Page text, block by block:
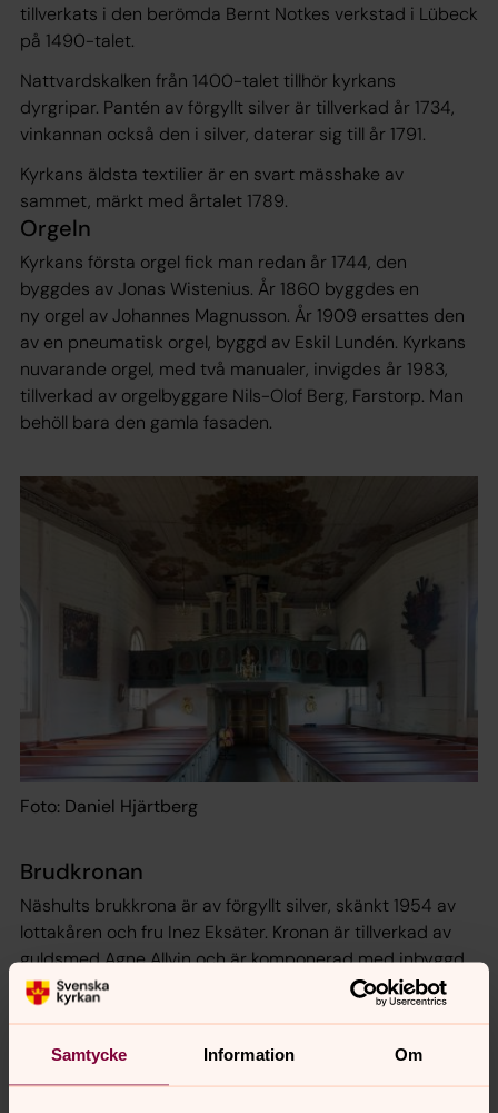
Samtycke Information Om
tillverkats i den berömda Bernt Notkes verkstad i Lübeck
på 1490-talet.
Nattvardskalken från 1400-talet tillhör kyrkans
dyrgripar. Pantén av förgyllt silver är tillverkad år 1734,
vinkannan också den i silver, daterar sig till år 1791.
Kyrkans äldsta textilier är en svart mässhake av
sammet, märkt med årtalet 1789.
Orgeln
Kyrkans första orgel fick man redan år 1744, den
byggdes av Jonas Wistenius. År 1860 byggdes en
ny orgel av Johannes Magnusson. År 1909 ersattes den
av en pneumatisk orgel, byggd av Eskil Lundén. Kyrkans
nuvarande orgel, med två manualer, invigdes år 1983,
tillverkad av orgelbyggare Nils-Olof Berg, Farstorp. Man
behöll bara den gamla fasaden.
Foto: Daniel Hjärtberg
Brudkronan
Näshults brukkrona är av förgyllt silver, skänkt 1954 av
lottakåren och fru Inez Eksäter. Kronan är tillverkad av
guldsmed Agne Allvin och är komponerad med inbyggd,
stiliserad lyra. Strängarna på lyran är i topparna
försedda med kulturpärlor, symboliserande tro, hopp
bergskristaller.